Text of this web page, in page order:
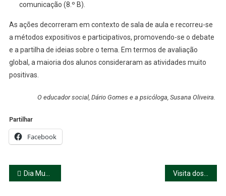
comunicação (8.º B).
As ações decorreram em contexto de sala de aula e recorreu-se
a métodos expositivos e participativos, promovendo-se o debate
e a partilha de ideias sobre o tema. Em termos de avaliação
global, a maioria dos alunos consideraram as atividades muito
positivas.
O educador social, Dário Gomes e a psicóloga, Susana Oliveira.
Partilhar
Facebook
Navegação
Dia Mundial do Ambiente Visita dos alunos do 9.º ano a Escolas Secundárias e Profissionais